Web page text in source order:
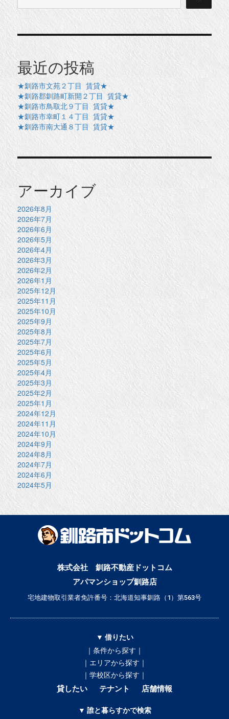
最近の投稿
★釧路市文苑２丁目 賃貸★
★釧路郡釧路町新開２丁目 賃貸★
★釧路市鳥取北９丁目 賃貸★
★釧路市幸町１４丁目 賃貸★
★釧路市南大通８丁目 賃貸★
アーカイブ
2026年8月
2026年7月
2026年6月
2026年5月
2026年4月
2026年3月
2026年2月
2026年1月
2025年12月
2025年11月
2025年10月
2025年9月
2025年8月
2025年7月
2025年6月
2025年5月
2025年4月
2025年3月
2025年2月
2025年1月
2024年12月
2024年11月
2024年10月
2024年9月
2024年8月
2024年7月
2024年6月
2024年5月
株式会社 釧路不動産ドットコム
アパマンショップ釧路店
宅地建物取引業者免許番号：北海道知事釧路（1）第563号
▼ 借りたい
｜条件から探す｜
｜エリアから探す｜
｜学校区から探す｜
貸したい テナント 店舗情報
▼ 誰と暮らすかで検索